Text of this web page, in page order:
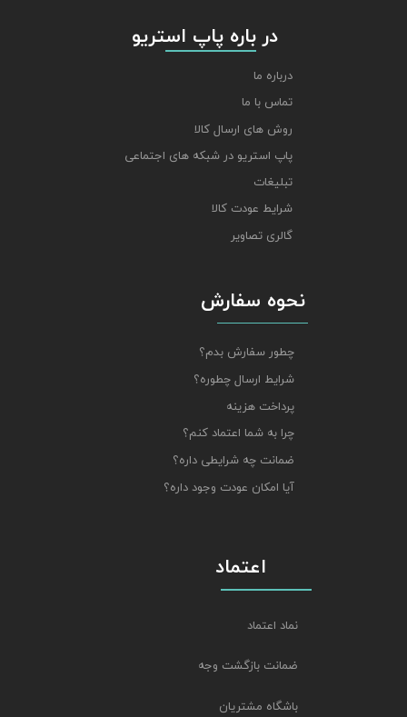
نحوه سفارش
چطور سفارش بدم؟
شرایط ارسال چطوره؟
پرداخت هزینه
چرا به شما اعتماد کنم؟
ضمانت چه شرایطی داره؟
آیا امکان عودت وجود داره؟
اعتماد
نماد اعتماد
ضمانت بازگشت وجه
باشگاه مشتریان
​​​​​​​ در باره پاپ استریو
درباره ما
تماس با ما
روش های ارسال کالا
پاپ استریو در شبکه های اجتماعی
تبلیغات
شرایط عودت کالا
گالری تصاویر